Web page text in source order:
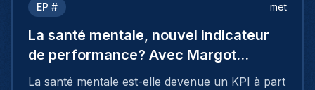
EP # met
La santé mentale, nouvel indicateur
de performance? Avec Margot
Wuillaume
La santé mentale est-elle devenue un KPI à part